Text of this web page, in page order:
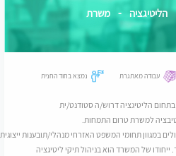
- משרת
מאתגרת נמצא בחוד החנית
דרוש/ה סטודנט/ית
למשרת טרום התמחות.
תחומי המשפט האזרחי מנהלי/תובענות ייצוגית/תביעות
של המשרד הוא בניהול תיקי ליטיגציה